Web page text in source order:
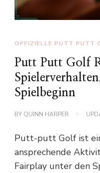
OFFIZIELLE PUTT PUTT
Putt Putt Golf
Spielbeginn
BY QUINN HARPER
Putt-putt Golf ist
ansprechende
Fairplay unter den